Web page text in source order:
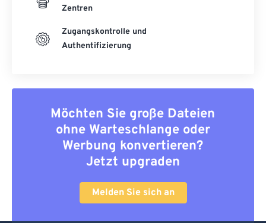
Zentren
Zugangskontrolle und
Authentifizierung
Möchten Sie große Dateien
ohne Warteschlange oder
Werbung konvertieren?
Jetzt upgraden
Melden Sie sich an